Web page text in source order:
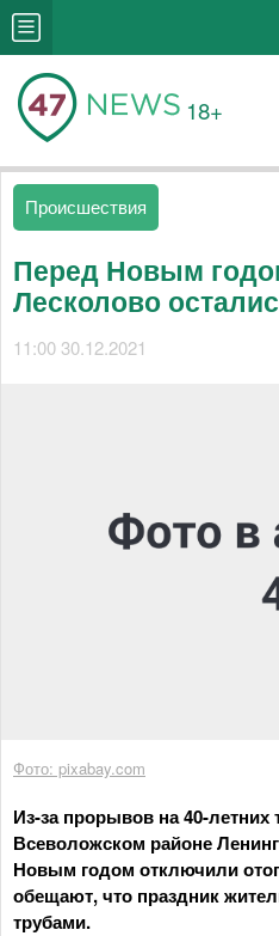
18+
Происшествия
Перед Новым
Лесколово
11:00 30.12.2021
Фото: pixabay.com
Из-за прорывов на 40-летних
Всеволожском районе
Новым годом отключили
обещают, что праздник
трубами.